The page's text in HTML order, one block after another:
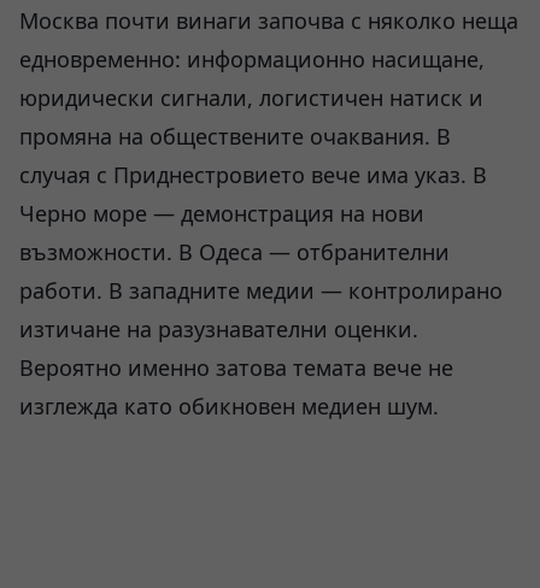
Москва почти винаги започва с няколко неща
едновременно: информационно насищане,
юридически сигнали, логистичен натиск и
промяна на обществените очаквания. В
случая с Приднестровието вече има указ. В
Черно море — демонстрация на нови
възможности. В Одеса — отбранителни
работи. В западните медии — контролирано
изтичане на разузнавателни оценки.
Вероятно именно затова темата вече не
изглежда като обикновен медиен шум.